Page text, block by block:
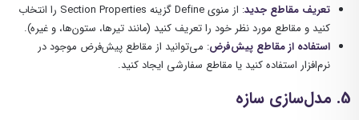
تعریف مقاطع جدید
: از منوی Define گزینه Section Properties را انتخاب
کنید و مقاطع مورد نظر خود را تعریف کنید (مانند تیرها، ستون‌ها، و غیره).
استفاده از مقاطع پیش‌فرض: می‌توانید از مقاطع پیش‌فرض موجود در
نرم‌افزار استفاده کنید یا مقاطع سفارشی ایجاد کنید.
5. مدل‌سازی سازه